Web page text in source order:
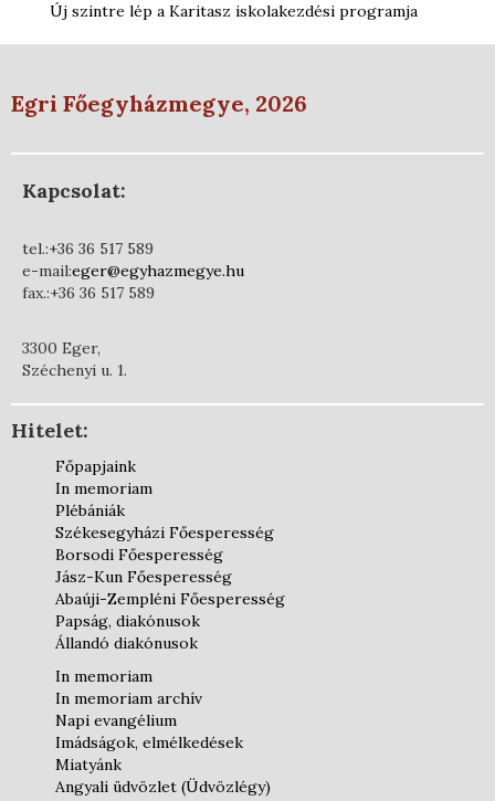
Új szintre lép a Karitasz iskolakezdési programja
Egri Főegyházmegye, 2026
Kapcsolat:
tel.:+36 36 517 589
e-mail:eger@egyhazmegye.hu
fax.:+36 36 517 589
3300 Eger,
Széchenyi u. 1.
Hitelet:
Főpapjaink
In memoriam
Plébániák
Székesegyházi Főesperesség
Borsodi Főesperesség
Jász-Kun Főesperesség
Abaúji-Zempléni Főesperesség
Papság, diakónusok
Állandó diakónusok
In memoriam
In memoriam archív
Napi evangélium
Imádságok, elmélkedések
Miatyánk
Angyali üdvözlet (Üdvözlégy)